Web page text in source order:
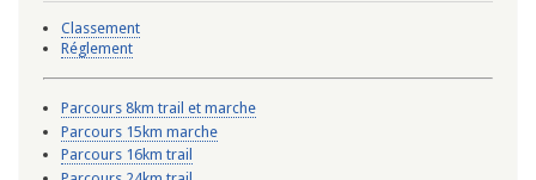
Classement
Réglement
Parcours 8km trail et marche
Parcours 15km marche
Parcours 16km trail